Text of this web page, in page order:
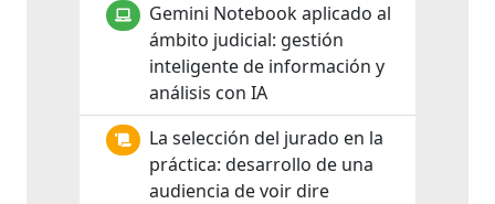
Gemini Notebook aplicado al
ámbito judicial: gestión
inteligente de información y
análisis con IA
La selección del jurado en la
práctica: desarrollo de una
audiencia de voir dire